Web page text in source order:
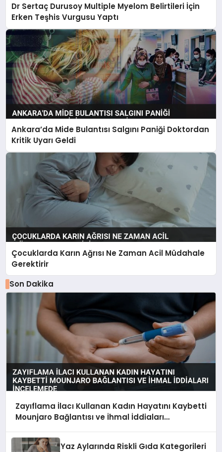
Dr Sertaç Durusoy Multiple Myelom Belirtileri İçin
Erken Teşhis Vurgusu Yaptı
Ankara’da Mide Bulantısı Salgını Paniği Doktordan
Kritik Uyarı Geldi
Çocuklarda Karın Ağrısı Ne Zaman Acil Müdahale
Gerektirir
Son Dakika
Zayıflama İlacı Kullanan Kadın Hayatını Kaybetti
Mounjaro Bağlantısı ve İhmal İddiaları
Yaz Aylarında Riskli Gıda Kategorileri